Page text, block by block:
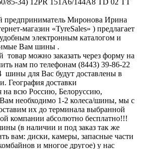
предприниматель Миронова Ирина
магазин «TyreSales» ) предлагает
удобным электронным каталогом и
Вам шины .
товар можно заказать через форму на
нам по телефонам (8443) 39-86-22
шины для Вас будут доставлены в
География доставки
на всю Россию, Белоруссию,
необходимо 1-2 колеса/шины, мы с
их до терминала выбранной
компании абсолютно бесплатно!!!
(в наличии и под заказ так же
вам: диски, камеры, запасные части
и многое другое) у нас